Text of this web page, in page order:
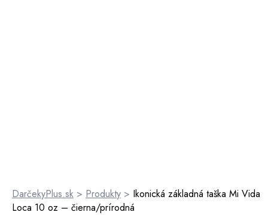
DarčekyPlus.sk > Produkty > Ikonická základná taška Mi Vida
Loca 10 oz – čierna/prírodná